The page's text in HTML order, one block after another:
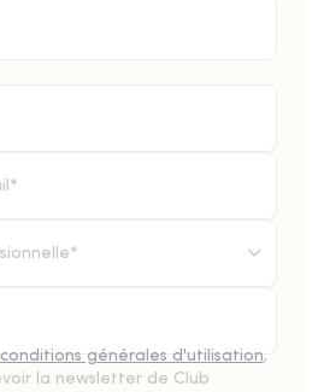
conditions générales d'utilisation,
la newsletter de Club